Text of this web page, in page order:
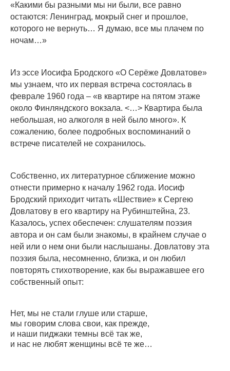
«Какими бы разными мы ни были, все равно
остаются: Ленинград, мокрый снег и прошлое,
которого не вернуть… Я думаю, все мы плачем по
ночам…»
Из эссе Иосифа Бродского «О Серёже Довлатове»
мы узнаем, что их первая встреча состоялась в
феврале 1960 года – ​«в квартире на пятом этаже
около Финляндского вокзала. <…> Квартира была
небольшая, но алкоголя в ней было много». К
сожалению, более подробных воспоминаний о
встрече писателей не сохранилось.
Собственно, их литературное сближение можно
отнести примерно к началу 1962 года. Иосиф
Бродский приходит читать «Шествие» к Сергею
Довлатову в его квартиру на Рубинштейна, 23.
Казалось, успех обеспечен: слушателям поэзия
автора и он сам были знакомы, в крайнем случае о
ней или о нем они были наслышаны. Довлатову эта
поэзия была, несомненно, близка, и он любил
повторять стихотворение, как бы выражавшее его
собственный опыт:
Нет, мы не стали глуше или старше,
мы говорим слова свои, как прежде,
и наши пиджаки темны всё так же,
и нас не любят женщины всё те же…